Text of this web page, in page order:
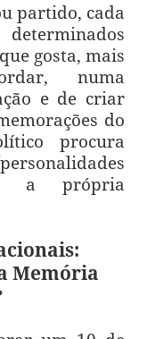
partido, cada
gosta, mais
numa
e de criar
do
procura
a própria
Memória